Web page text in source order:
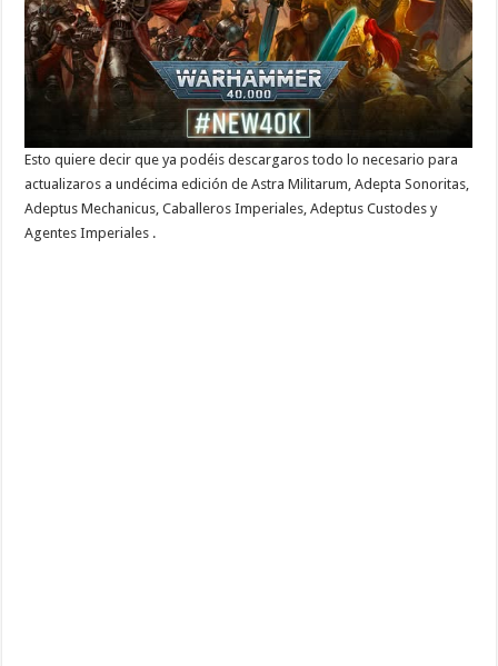
Esto quiere decir que ya podéis descargaros todo lo necesario para
actualizaros a undécima edición de Astra Militarum, Adepta Sonoritas,
Adeptus Mechanicus, Caballeros Imperiales, Adeptus Custodes y
Agentes Imperiales .